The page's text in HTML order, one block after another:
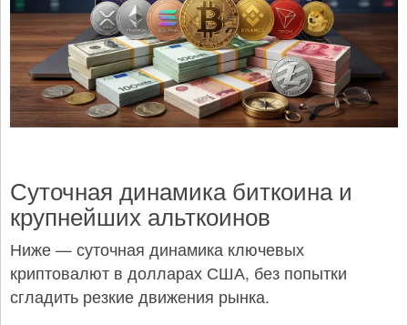
Суточная динамика биткоина и
крупнейших альткоинов
Ниже — суточная динамика ключевых
криптовалют в долларах США, без попытки
сгладить резкие движения рынка.